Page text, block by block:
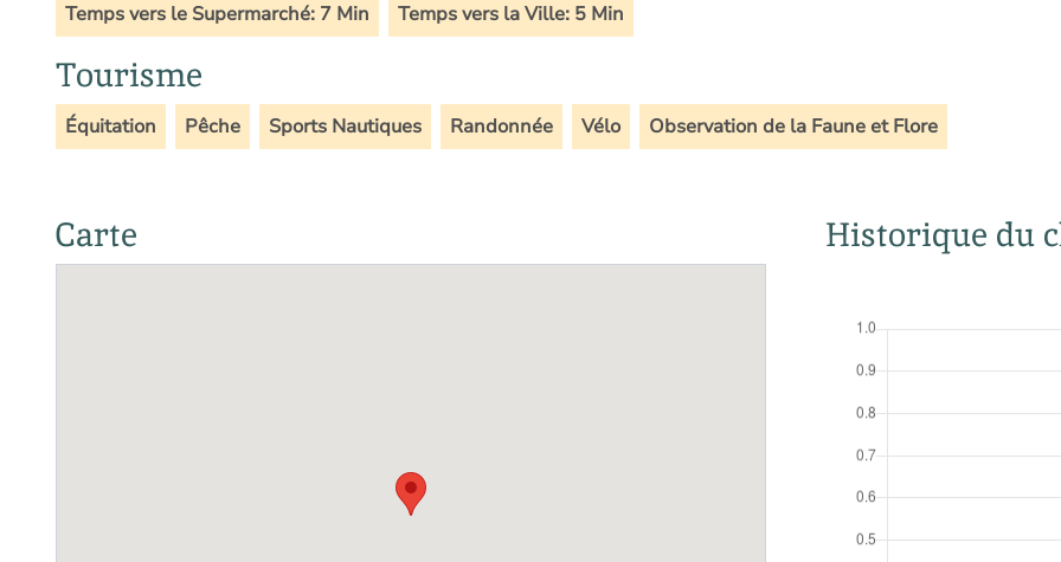
Temps vers le Supermarché: 7 Min
Temps vers la Ville: 5 Min
Tourisme
Équitation Pêche Sports Nautiques Randonnée Vélo Observation de la Faune et Flore
Carte Historique du